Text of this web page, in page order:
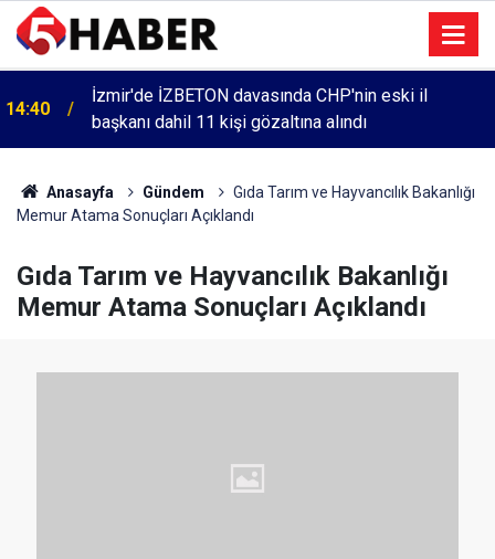
14:40
İzmir'de İZBETON davasında CHP'nin eski il
başkanı dahil 11 kişi gözaltına alındı
Anasayfa Gündem
Gıda Tarım ve Hayvancılık Bakanlığı
Memur Atama Sonuçları Açıklandı
Gıda Tarım ve Hayvancılık Bakanlığı
Memur Atama Sonuçları Açıklandı